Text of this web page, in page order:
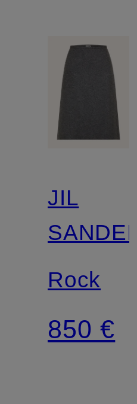
JIL
SANDER
Rock
850 €